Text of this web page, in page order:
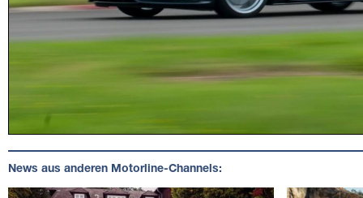
News aus anderen Motorline-Channels: